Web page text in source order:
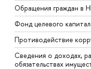
Обращения граждан в
Фонд целевого
Противодействие
Сведения о доходах,
обязательствах